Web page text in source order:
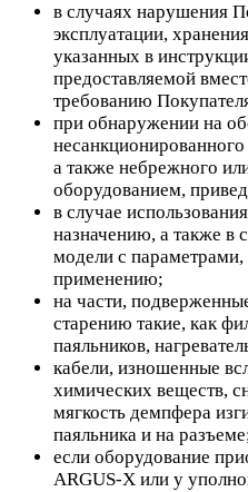
в случаях нарушения
эксплуатации,
указанных в
предоставляемой
требованию
при обнаружении на
а также небрежного
оборудованием,
в случае
назначению, а также в
модели с
применению;
на части,
старению такие, как
паяльников,
кабели, изношенные
химических веществ,
мягкость демпфера
паяльника и на
если оборудование
ARGUS-X или у